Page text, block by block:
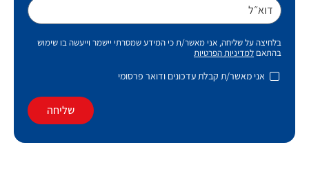
דוא״ל
בלחיצה על שליחה, אני מאשר/ת כי המידע שמסרתי יישמר וייעשה בו שימוש
בהתאם למדיניות הפרטיות
אני מאשר/ת קבלת עדכונים ודואר פרסומי
שליחה